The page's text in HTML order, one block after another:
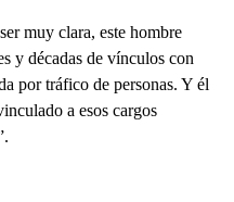
muy clara, este hombre
y décadas de vínculos con
por tráfico de personas. Y él
a esos cargos